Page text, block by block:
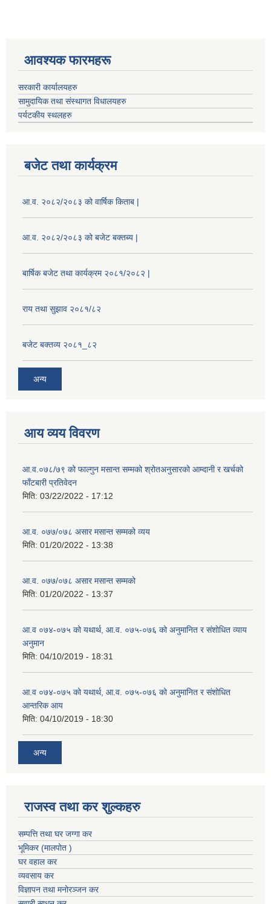
आवश्यक फारमहरू
सरकारी कार्यालयहरु
सामुदायिक तथा संस्थागत विधालयहरु
पर्यटकीय स्थलहरु
बजेट तथा कार्यक्रम
आ.व. २०८२/२०८३ को वार्षिक किताब |
आ.व. २०८२/२०८३ को बजेट बक्तब्य |
बार्षिक बजेट तथा कार्यक्रम २०८१/२०८२ |
राय तथा सुझाव २०८१/८२
बजेट बक्तव्य २०८१_८२
अन्य
आय व्यय विवरण
आ.व.०७८/७९ को फाल्गुन मसान्त सम्मको श्रोतअनुसारको आम्दानी र खर्चको
फाँटबारी प्रतिवेदन
मिति: 03/22/2022 - 17:12
आ.व. ०७७/०७८ असार मसान्त सम्मको व्यय
मिति: 01/20/2022 - 13:38
आ.व. ०७७/०७८ असार मसान्त सम्मको
मिति: 01/20/2022 - 13:37
आ.व ०७४-०७५ को यथार्थ, आ.व. ०७५-०७६ को अनुमानित र संशोधित व्याय
अनुमान
मिति: 04/10/2019 - 18:31
आ.व ०७४-०७५ को यथार्थ, आ.व. ०७५-०७६ को अनुमानित र संशोधित
आन्तरिक आय
मिति: 04/10/2019 - 18:30
अन्य
राजस्व तथा कर शुल्कहरु
सम्पत्ति तथा घर जग्गा कर
भूमिकर (मालपोत )
घर वहाल कर
व्यवसाय कर
विज्ञापन तथा मनोरञ्जन कर